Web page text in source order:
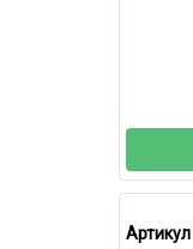
Артикул